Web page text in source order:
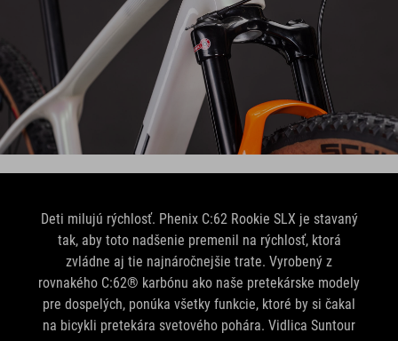
Deti milujú rýchlosť. Phenix C:62 Rookie SLX je stavaný
tak, aby toto nadšenie premenil na rýchlosť, ktorá
zvládne aj tie najnáročnejšie trate. Vyrobený z
rovnakého C:62® karbónu ako naše pretekárske modely
pre dospelých, ponúka všetky funkcie, ktoré by si čakal
na bicykli pretekára svetového pohára. Vidlica Suntour